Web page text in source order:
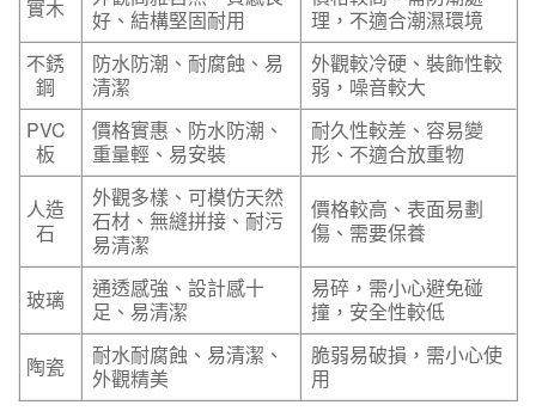
實木
好、結構堅固耐用
理，不適合潮濕環境
不銹
鋼
防水防潮、耐腐蝕、易
清潔
外觀較冷硬、裝飾性較
弱，噪音較大
PVC
板
價格實惠、防水防潮、
重量輕、易安裝
耐久性較差、容易變
形、不適合放重物
人造
石
外觀多樣、可模仿天然
石材、無縫拼接、耐污
易清潔
價格較高、表面易劃
傷、需要保養
玻璃
通透感強、設計感十
足、易清潔
易碎，需小心避免碰
撞，安全性較低
陶瓷
耐水耐腐蝕、易清潔、
外觀精美
脆弱易破損，需小心使
用